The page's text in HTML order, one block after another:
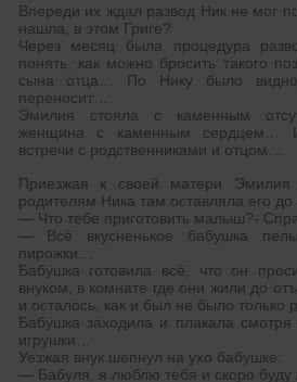
Впереди их ждал развод Ник не мог
нашла, в этом Григе?
Через месяц была процедура
понять, как можно бросить такого
сына отца… По Нику было
переносит…
Эмилия стояла с каменным
женщина с каменным сердцем…
встречи с родственниками и отцом…
Приезжая к своей матери Эмилия
родителям Ника там оставляла его до
— Что тебе приготовить малыш?-
— Всё вкусненькое бабушка
пирожки…
Бабушка готовила всё, что он
внуком, в комнате где они жили до
и осталось, как и был не было только
Бабушка заходила и плакала смотря
игрушки…
Уезжая внук шепнул на ухо бабушке:
— Бабуля, я люблю тебя и скоро буду